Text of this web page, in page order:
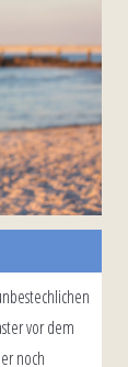
vor dem
noch